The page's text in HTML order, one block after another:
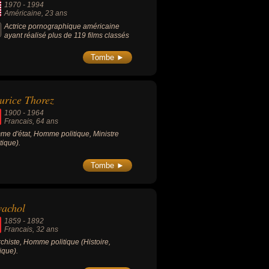
1970 -1994
Américaine, 23 ans
Actrice pornographique américaine
ayant réalisé plus de 119 films classés
Tombe ►
Thorez
1900 -1964
Francais, 64 ans
d'état, Homme politique, Ministre
Tombe ►
1859 -1892
Francais, 32 ans
Homme politique (Histoire,